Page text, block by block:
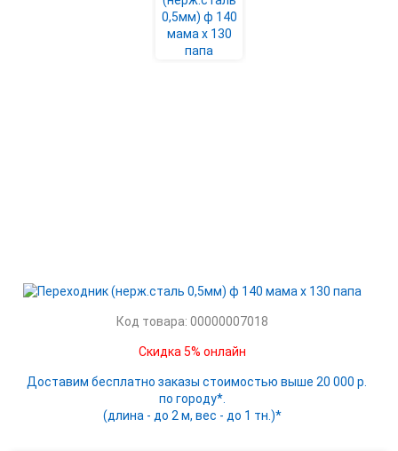
Код товара: 00000007018
Скидка 5% онлайн
Доставим бесплатно заказы стоимостью выше 20 000 р.
по городу*.
(длина - до 2 м, вес - до 1 тн.)*